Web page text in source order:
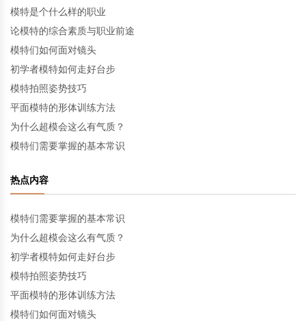
模特是个什么样的职业
论模特的综合素质与职业前途
模特们如何面对镜头
初学者模特如何走好台步
模特拍照姿势技巧
平面模特的形体训练方法
为什么超模会这么有气质？
模特们需要掌握的基本常识
热点内容
模特们需要掌握的基本常识
为什么超模会这么有气质？
初学者模特如何走好台步
模特拍照姿势技巧
平面模特的形体训练方法
模特们如何面对镜头